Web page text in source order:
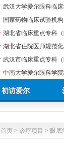
武汉大学爱尔眼科临
国家药物临床试验机构
湖北省临床重点专科（
湖北省住院医师规范
武汉市临床重点专科
中南大学爱尔眼科学
初访爱尔
首页 > 诊疗项目 > 眼底